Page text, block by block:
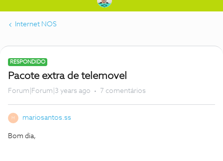
Internet NOS
RESPONDIDO
Pacote extra de telemovel
Forum|Forum|3 years ago 7 comentários
M mariosantos.ss
Bom dia,